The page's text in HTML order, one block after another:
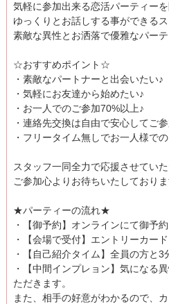
気軽に参加出来る恋活パーティー
ゆっくりとお話しする事ができる
素敵な異性とお洒落で優雅なパー
☆おすすめポイント☆
・素敵なパートナーと出会いたい♪
・気軽にお友達から始めたい♪
・お一人でのご参加70%以上♪
・連絡先交換は自由で安心してご
・フリータイム無しでお一人様で
スタッフ一同全力で応援させてい
ご参加心よりお待ちいたしており
★パーティーの流れ★
・【御予約】オンラインにて御予約
・【会場で受付】エントリーカー
・【自己紹介タイム】全員の方と
・【中間インプレョン】気になる
ただきます。
また、相手の好意がわかるので、